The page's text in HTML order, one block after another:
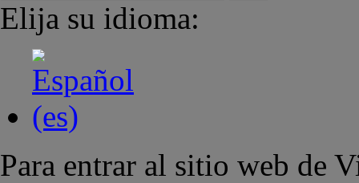
Elija su idioma:
Para entrar al sitio web de